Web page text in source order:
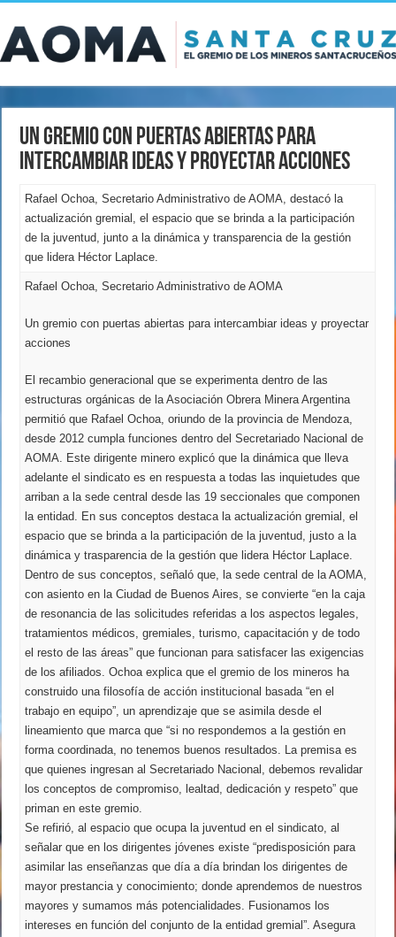
Un gremio con puertas abiertas para
intercambiar ideas y proyectar acciones
Rafael Ochoa, Secretario Administrativo de AOMA, destacó la
actualización gremial, el espacio que se brinda a la participación
de la juventud, junto a la dinámica y transparencia de la gestión
que lidera Héctor Laplace.
Rafael Ochoa, Secretario Administrativo de AOMA
Un gremio con puertas abiertas para intercambiar ideas y proyectar
acciones
El recambio generacional que se experimenta dentro de las
estructuras orgánicas de la Asociación Obrera Minera Argentina
permitió que Rafael Ochoa, oriundo de la provincia de Mendoza,
desde 2012 cumpla funciones dentro del Secretariado Nacional de
AOMA. Este dirigente minero explicó que la dinámica que lleva
adelante el sindicato es en respuesta a todas las inquietudes que
arriban a la sede central desde las 19 seccionales que componen
la entidad. En sus conceptos destaca la actualización gremial, el
espacio que se brinda a la participación de la juventud, justo a la
dinámica y trasparencia de la gestión que lidera Héctor Laplace.
Dentro de sus conceptos, señaló que, la sede central de la AOMA,
con asiento en la Ciudad de Buenos Aires, se convierte “en la caja
de resonancia de las solicitudes referidas a los aspectos legales,
tratamientos médicos, gremiales, turismo, capacitación y de todo
el resto de las áreas” que funcionan para satisfacer las exigencias
de los afiliados. Ochoa explica que el gremio de los mineros ha
construido una filosofía de acción institucional basada “en el
trabajo en equipo”, un aprendizaje que se asimila desde el
lineamiento que marca que “si no respondemos a la gestión en
forma coordinada, no tenemos buenos resultados. La premisa es
que quienes ingresan al Secretariado Nacional, debemos revalidar
los conceptos de compromiso, lealtad, dedicación y respeto” que
priman en este gremio.
Se refirió, al espacio que ocupa la juventud en el sindicato, al
señalar que en los dirigentes jóvenes existe “predisposición para
asimilar las enseñanzas que día a día brindan los dirigentes de
mayor prestancia y conocimiento; donde aprendemos de nuestros
mayores y sumamos más potencialidades. Fusionamos los
intereses en función del conjunto de la entidad gremial”. Asegura